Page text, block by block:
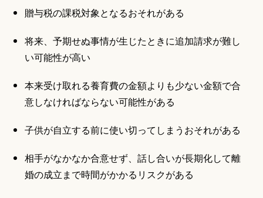
贈与税の課税対象となるおそれがある
将来、予期せぬ事情が生じたときに追加請求が難し
い可能性が高い
本来受け取れる養育費の金額よりも少ない金額で合
意しなければならない可能性がある
子供が自立する前に使い切ってしまうおそれがある
相手がなかなか合意せず、話し合いが長期化して離
婚の成立まで時間がかかるリスクがある